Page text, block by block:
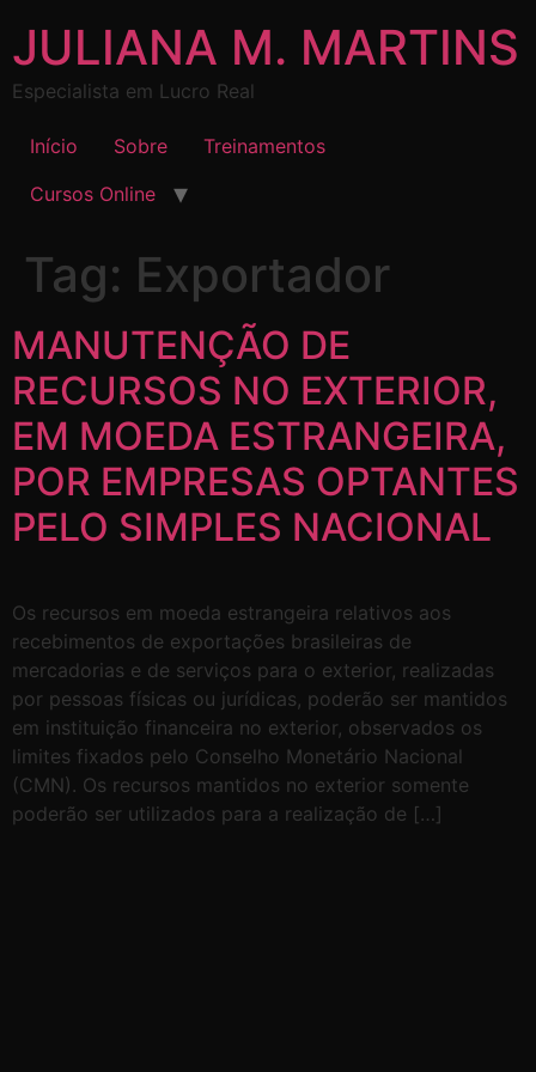
JULIANA M. MARTINS
Especialista em Lucro Real
Início Sobre
Treinamentos
Cursos Online
Tag: Exportador
MANUTENÇÃO DE
RECURSOS NO EXTERIOR,
EM MOEDA ESTRANGEIRA,
POR EMPRESAS OPTANTES
PELO SIMPLES NACIONAL
Os recursos em moeda estrangeira relativos aos
recebimentos de exportações brasileiras de
mercadorias e de serviços para o exterior, realizadas
por pessoas físicas ou jurídicas, poderão ser mantidos
em instituição financeira no exterior, observados os
limites fixados pelo Conselho Monetário Nacional
(CMN). Os recursos mantidos no exterior somente
poderão ser utilizados para a realização de […]